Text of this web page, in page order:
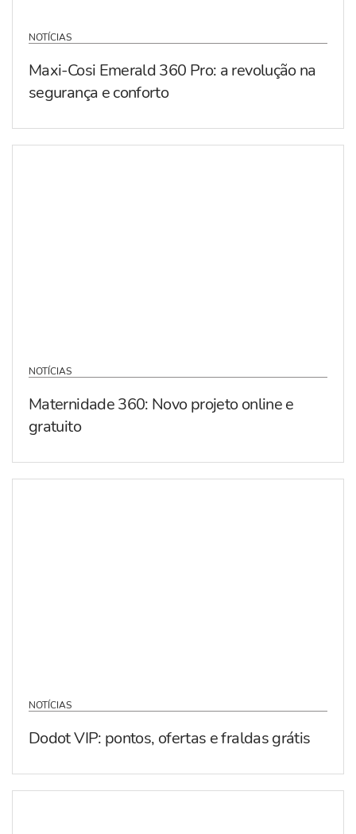
NOTÍCIAS
Maxi-Cosi Emerald 360 Pro: a revolução na
segurança e conforto
NOTÍCIAS
Maternidade 360: Novo projeto online e
gratuito
NOTÍCIAS
Dodot VIP: pontos, ofertas e fraldas grátis